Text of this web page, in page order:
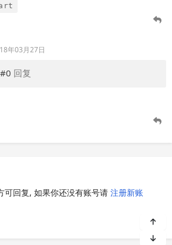
年03月27日
#0 回复
可回复, 如果你还没有账号请 注册新账